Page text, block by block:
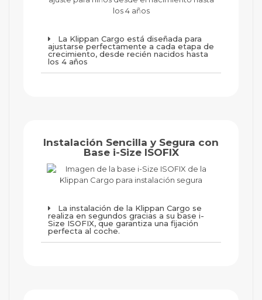
La Klippan Cargo está diseñada para
ajustarse perfectamente a cada etapa de
crecimiento, desde recién nacidos hasta
los 4 años
Instalación Sencilla y Segura con
Base i-Size ISOFIX
La instalación de la Klippan Cargo se
realiza en segundos gracias a su base i-
Size ISOFIX, que garantiza una fijación
perfecta al coche.